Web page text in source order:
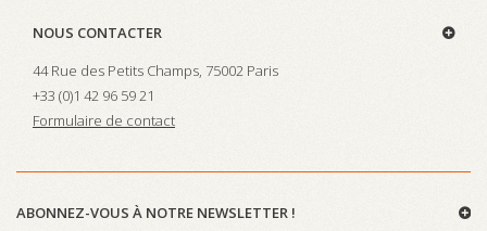
NOUS CONTACTER
44 Rue des Petits Champs, 75002 Paris
+33 (0)1 42 96 59 21
Formulaire de contact
ABONNEZ-VOUS À NOTRE NEWSLETTER !